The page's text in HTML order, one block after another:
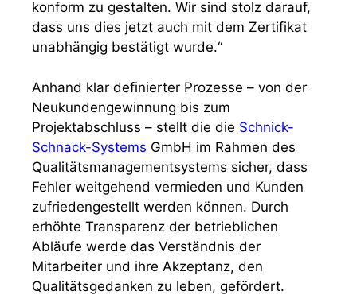
konform zu gestalten. Wir sind stolz darauf,
dass uns dies jetzt auch mit dem Zertifikat
unabhängig bestätigt wurde.“
Anhand klar definierter Prozesse – von der
Neukundengewinnung bis zum
Projektabschluss – stellt die die Schnick-
Schnack-Systems GmbH im Rahmen des
Qualitätsmanagementsystems sicher, dass
Fehler weitgehend vermieden und Kunden
zufriedengestellt werden können. Durch
erhöhte Transparenz der betrieblichen
Abläufe werde das Verständnis der
Mitarbeiter und ihre Akzeptanz, den
Qualitätsgedanken zu leben, gefördert.